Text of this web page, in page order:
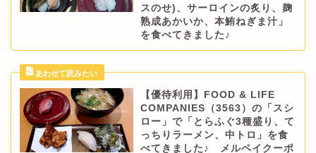
スのせ)、サーロインの炙り、麹
熟成あかいか、本鮪ねぎま汁」
を食べてきました♪
【優待利用】FOOD & LIFE
COMPANIES（3563）の「スシ
ロー」で「とらふぐ3種盛り、て
っちりラーメン、中トロ」を食
べてきました♪ メルペイクーポ